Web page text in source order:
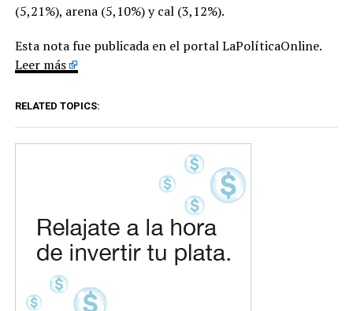
(5,21%), arena (5,10%) y cal (3,12%).
Esta nota fue publicada en el portal LaPolíticaOnline.
Leer más
RELATED TOPICS: